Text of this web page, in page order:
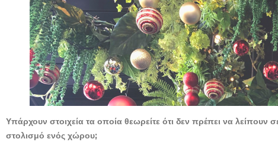
Υπάρχουν στοιχεία τα οποία θεωρείτε ότι δεν πρέπει να λείπουν
στολισμό ενός χώρου;